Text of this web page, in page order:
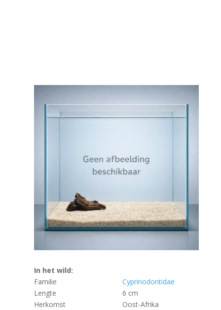
In het wild:
Familie
Cyprinodontidae
Lengte
6 cm
Herkomst
Oost-Afrika